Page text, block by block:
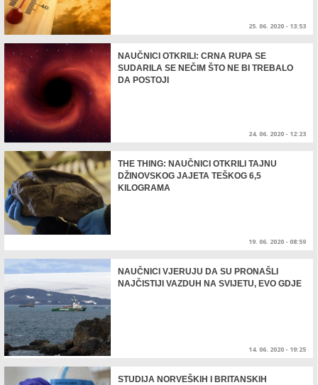
25. 06. 2020 - 13:53
NAUČNICI OTKRILI: CRNA RUPA SE
SUDARILA SE NEČIM ŠTO NE BI TREBALO
DA POSTOJI
24. 06. 2020 - 12:23
THE THING: NAUČNICI OTKRILI TAJNU
DŽINOVSKOG JAJETA TEŠKOG 6,5
KILOGRAMA
19. 06. 2020 - 08:59
NAUČNICI VJERUJU DA SU PRONAŠLI
NAJČISTIJI VAZDUH NA SVIJETU, EVO GDJE
14. 06. 2020 - 19:25
STUDIJA NORVEŠKIH I BRITANSKIH